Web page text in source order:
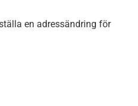
en adressändring för